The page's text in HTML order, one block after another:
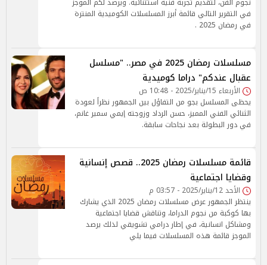
في التقرير التالي قائمة أبرز المسلسلات الكوميدية المنترة
في رمضان 2025 .
مسلسلات رمضان 2025 في مصر.. "مسلسل
عقبال عندكم" دراما كوميدية
الأربعاء 15/يناير/2025 - 10:48 ص
يحظى المسلسل بجو من التفاؤل بين الجمهور نظراً لعودة
الثنائي الفني المميز، حسن الرداد وزوجته إيمي سمير غانم،
في دور البطولة بعد نجاحات سابقة.
قائمة مسلسلات رمضان 2025.. قصص إنسانية
وقضايا اجتماعية
الأحد 12/يناير/2025 - 03:57 م
ينتظر الجمهور عرض مسلسلات رمضان 2025 الذي يشارك
بها كوكبة من نجوم الدراما، وتناقش قضايا اجتماعية
ومشاكل انسانية، في إطار درامي تشويقي لذلك يرصد
الموجز قائمة هذه المسلسلات فيما يلي